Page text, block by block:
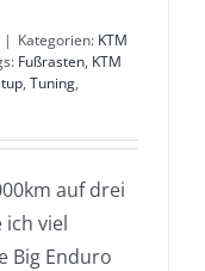
| Kategorien: KTM
Fußrasten, KTM
, Tuning,
auf drei
ich viel
Big Enduro